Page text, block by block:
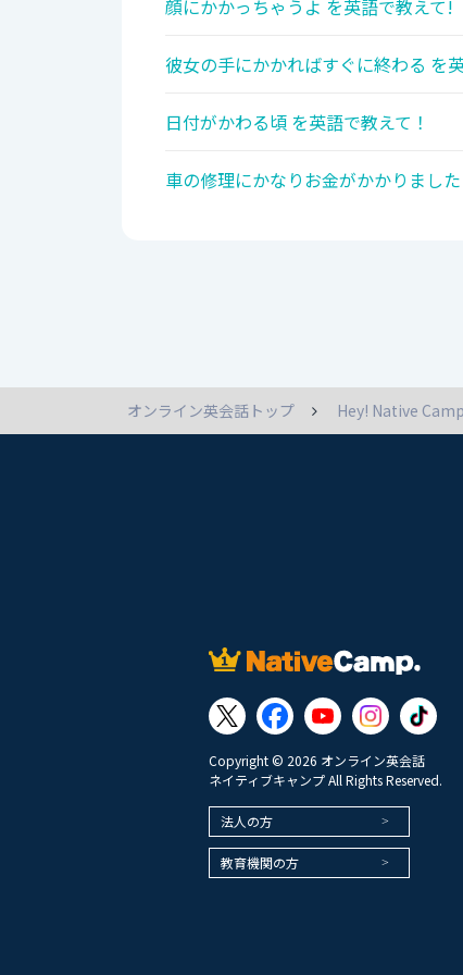
顔にかかっちゃうよ を英語で教えて!
彼女の手にかかればすぐに終わる を
日付がかわる頃 を英語で教えて！
車の修理にかなりお金がかかりまし
オンライン英会話トップ Hey! Native Camp
Copyright © 2026 オンライン英会話
ネイティブキャンプ All Rights Reserved.
法人の方
教育機関の方